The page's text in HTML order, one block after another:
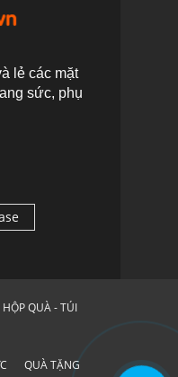
lẻ các mặt
sức, phụ
HỘP QUÀ - TÚI
QUÀ TẶNG